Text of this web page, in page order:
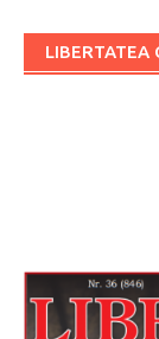
LIBERTATEA